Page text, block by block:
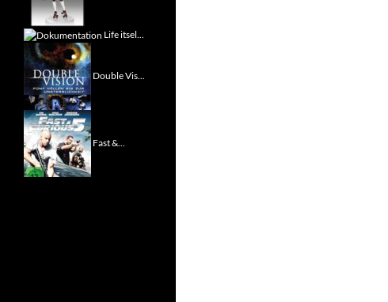
Life itsel...
Double Vis...
Fast &...